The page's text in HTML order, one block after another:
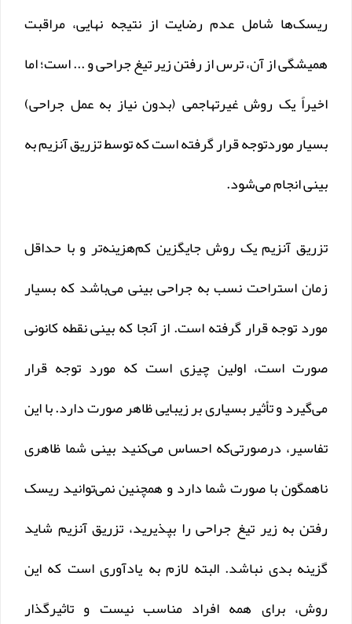
ریسک‌ها شامل عدم رضایت از نتیجه نهایی، مراقبت
همیشگی از آن، ترس از رفتن زیر تیغ جراحی و ... است؛ اما
اخیراً یک روش غیرتهاجمی (بدون نیاز به عمل جراحی)
بسیار موردتوجه قرار گرفته است که توسط تزریق آنزیم به
بینی انجام می‌شود.
تزریق آنزیم یک روش جایگزین کم‌هزینه‌تر و با حداقل
زمان استراحت نسب به جراحی بینی می‌باشد که بسیار
مورد توجه قرار گرفته است. از آنجا که بینی نقطه کانونی
صورت است، اولین چیزی است که مورد توجه قرار
می‌گیرد و تأثیر بسیاری بر زیبایی ظاهر صورت دارد. با این
تفاسیر، درصورتی‌که احساس می‌کنید بینی شما ظاهری
ناهمگون با صورت شما دارد و همچنین نمی‌توانید ریسک
رفتن به زیر تیغ جراحی را بپذیرید، تزریق آنزیم شاید
گزینه بدی نباشد. البته لازم به یادآوری است که این
روش، برای همه افراد مناسب نیست و تاثیرگذار